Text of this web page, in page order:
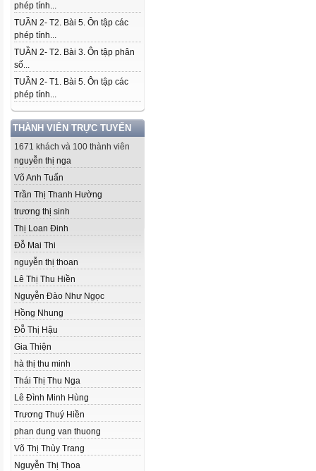
phép tính...
TUẦN 2- T2. Bài 5. Ôn tập các
phép tính...
TUẦN 2- T2. Bài 3. Ôn tập phân
số...
TUẦN 2- T1. Bài 5. Ôn tập các
phép tính...
THÀNH VIÊN TRỰC TUYẾN
1671 khách và 100 thành viên
nguyễn thị nga
Võ Anh Tuấn
Trần Thị Thanh Hường
trương thị sinh
Thị Loan Đinh
Đỗ Mai Thi
nguyễn thị thoan
Lê Thị Thu Hiền
Nguyễn Đào Như Ngọc
Hồng Nhung
Đỗ Thị Hậu
Gia Thiện
hà thị thu minh
Thái Thị Thu Nga
Lê Đình Minh Hùng
Trương Thuý Hiền
phan dung van thuong
Võ Thị Thùy Trang
Nguyễn Thị Thoa